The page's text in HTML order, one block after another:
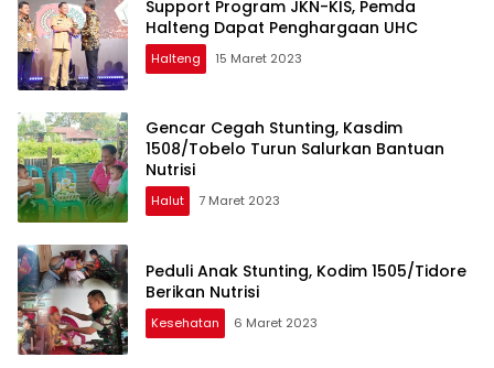
Support Program JKN-KIS, Pemda
Halteng Dapat Penghargaan UHC
Halteng 15 Maret 2023
Gencar Cegah Stunting, Kasdim
1508/Tobelo Turun Salurkan Bantuan
Nutrisi
Halut 7 Maret 2023
Peduli Anak Stunting, Kodim 1505/Tidore
Berikan Nutrisi
Kesehatan 6 Maret 2023